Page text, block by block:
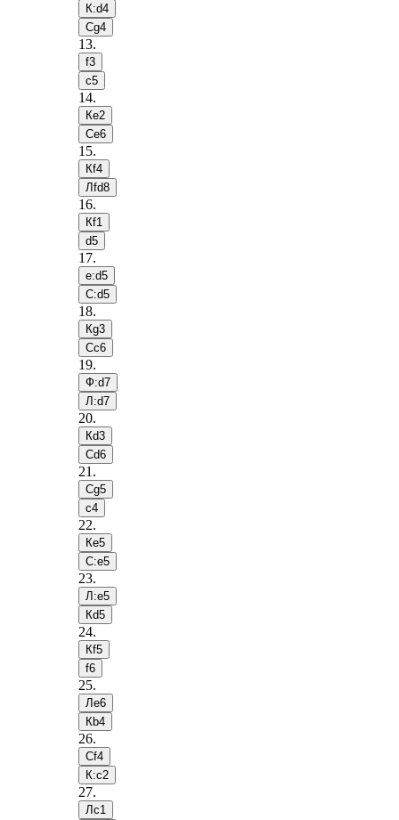
К:d4
Сg4
13.
f3
c5
14.
Кe2
Сe6
15.
Кf4
Лfd8
16.
Кf1
d5
17.
e:d5
С:d5
18.
Кg3
Сc6
19.
Ф:d7
Л:d7
20.
Кd3
Сd6
21 .
Сg5
c4
22.
Кe5
С:e5
23.
Л:e5
Кd5
24.
Кf5
f6
25.
Лe6
Кb4
26.
Сf4
К:c2
27.
Лc1